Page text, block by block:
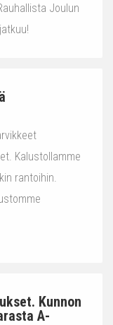
Joulun
Kalustollamme
rantoihin.
Kunnon
A-